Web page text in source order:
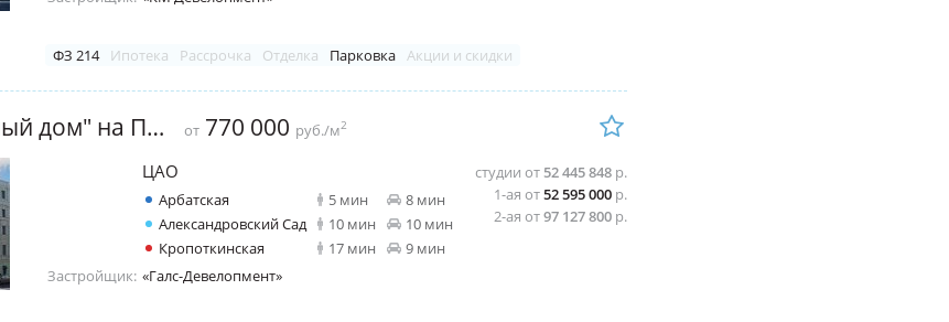
ФЗ 214 Ипотека Рассрочка Отделка Парковка Акции и скидки
ЖК "Театральный дом" на Поварской от 770 000 руб./м2
студии от 52 445 848 р.
1-ая от52 595 000 р.
2-ая от97 127 800 р.
ЦАО
Арбатская 5 мин
8 мин
Александровский Сад
10 мин
10 мин
Кропоткинская
17 мин
9 мин
Застройщик: «Галс-Девелопмент»